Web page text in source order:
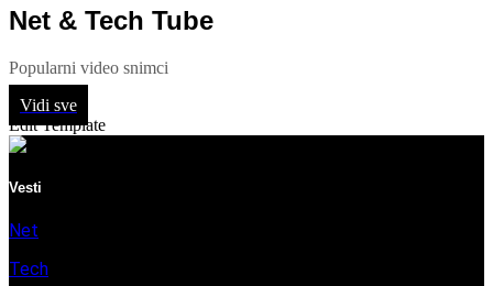
Net & Tech Tube
Popularni video snimci
Vidi sve
Edit Template
Vesti
Net
Tech